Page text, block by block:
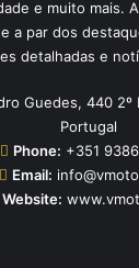
e muito mais.
a par dos
detalhadas e
Guedes, 440
Portugal
Phone: +351
Email:
Website: